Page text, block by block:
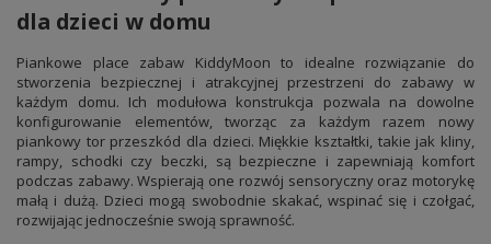
dla dzieci w domu
Piankowe place zabaw KiddyMoon to idealne rozwiązanie do
stworzenia bezpiecznej i atrakcyjnej przestrzeni do zabawy w
każdym domu. Ich modułowa konstrukcja pozwala na dowolne
konfigurowanie elementów, tworząc za każdym razem nowy
piankowy tor przeszkód dla dzieci. Miękkie kształtki, takie jak kliny,
rampy, schodki czy beczki, są bezpieczne i zapewniają komfort
podczas zabawy. Wspierają one rozwój sensoryczny oraz motorykę
małą i dużą. Dzieci mogą swobodnie skakać, wspinać się i czołgać,
rozwijając jednocześnie swoją sprawność.